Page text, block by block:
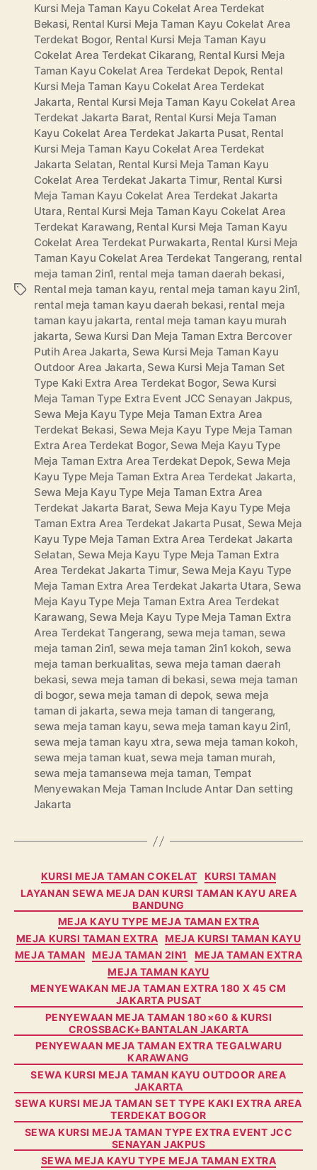
Tags
Kursi Meja Taman Kayu Cokelat Area Terdekat
Bekasi, Rental Kursi Meja Taman Kayu Cokelat Area
Terdekat Bogor, Rental Kursi Meja Taman Kayu
Cokelat Area Terdekat Cikarang, Rental Kursi Meja
Taman Kayu Cokelat Area Terdekat Depok, Rental
Kursi Meja Taman Kayu Cokelat Area Terdekat
Jakarta, Rental Kursi Meja Taman Kayu Cokelat Area
Terdekat Jakarta Barat, Rental Kursi Meja Taman
Kayu Cokelat Area Terdekat Jakarta Pusat, Rental
Kursi Meja Taman Kayu Cokelat Area Terdekat
Jakarta Selatan, Rental Kursi Meja Taman Kayu
Cokelat Area Terdekat Jakarta Timur, Rental Kursi
Meja Taman Kayu Cokelat Area Terdekat Jakarta
Utara, Rental Kursi Meja Taman Kayu Cokelat Area
Terdekat Karawang, Rental Kursi Meja Taman Kayu
Cokelat Area Terdekat Purwakarta, Rental Kursi Meja
Taman Kayu Cokelat Area Terdekat Tangerang, rental
meja taman 2in1, rental meja taman daerah bekasi,
Rental meja taman kayu, rental meja taman kayu 2in1,
rental meja taman kayu daerah bekasi, rental meja
taman kayu jakarta, rental meja taman kayu murah
jakarta, Sewa Kursi Dan Meja Taman Extra Bercover
Putih Area Jakarta, Sewa Kursi Meja Taman Kayu
Outdoor Area Jakarta, Sewa Kursi Meja Taman Set
Type Kaki Extra Area Terdekat Bogor, Sewa Kursi
Meja Taman Type Extra Event JCC Senayan Jakpus,
Sewa Meja Kayu Type Meja Taman Extra Area
Terdekat Bekasi, Sewa Meja Kayu Type Meja Taman
Extra Area Terdekat Bogor, Sewa Meja Kayu Type
Meja Taman Extra Area Terdekat Depok, Sewa Meja
Kayu Type Meja Taman Extra Area Terdekat Jakarta,
Sewa Meja Kayu Type Meja Taman Extra Area
Terdekat Jakarta Barat, Sewa Meja Kayu Type Meja
Taman Extra Area Terdekat Jakarta Pusat, Sewa Meja
Kayu Type Meja Taman Extra Area Terdekat Jakarta
Selatan, Sewa Meja Kayu Type Meja Taman Extra
Area Terdekat Jakarta Timur, Sewa Meja Kayu Type
Meja Taman Extra Area Terdekat Jakarta Utara, Sewa
Meja Kayu Type Meja Taman Extra Area Terdekat
Karawang, Sewa Meja Kayu Type Meja Taman Extra
Area Terdekat Tangerang, sewa meja taman, sewa
meja taman 2in1, sewa meja taman 2in1 kokoh, sewa
meja taman berkualitas, sewa meja taman daerah
bekasi, sewa meja taman di bekasi, sewa meja taman
di bogor, sewa meja taman di depok, sewa meja
taman di jakarta, sewa meja taman di tangerang,
sewa meja taman kayu, sewa meja taman kayu 2in1,
sewa meja taman kayu xtra, sewa meja taman kokoh,
sewa meja taman kuat, sewa meja taman murah,
sewa meja tamansewa meja taman, Tempat
Menyewakan Meja Taman Include Antar Dan setting
Jakarta
Categories
KURSI MEJA TAMAN COKELAT
KURSI TAMAN
LAYANAN SEWA MEJA DAN KURSI TAMAN KAYU AREA
BANDUNG
MEJA KAYU TYPE MEJA TAMAN EXTRA
MEJA KURSI TAMAN EXTRA
MEJA KURSI TAMAN KAYU
MEJA TAMAN MEJA TAMAN 2IN1
MEJA TAMAN EXTRA
MEJA TAMAN KAYU
MENYEWAKAN MEJA TAMAN EXTRA 180 X 45 CM
JAKARTA PUSAT
PENYEWAAN MEJA TAMAN 180×60 & KURSI
CROSSBACK+BANTALAN JAKARTA
PENYEWAAN MEJA TAMAN EXTRA TEGALWARU
KARAWANG
SEWA KURSI MEJA TAMAN KAYU OUTDOOR AREA
JAKARTA
SEWA KURSI MEJA TAMAN SET TYPE KAKI EXTRA AREA
TERDEKAT BOGOR
SEWA KURSI MEJA TAMAN TYPE EXTRA EVENT JCC
SENAYAN JAKPUS
SEWA MEJA KAYU TYPE MEJA TAMAN EXTRA